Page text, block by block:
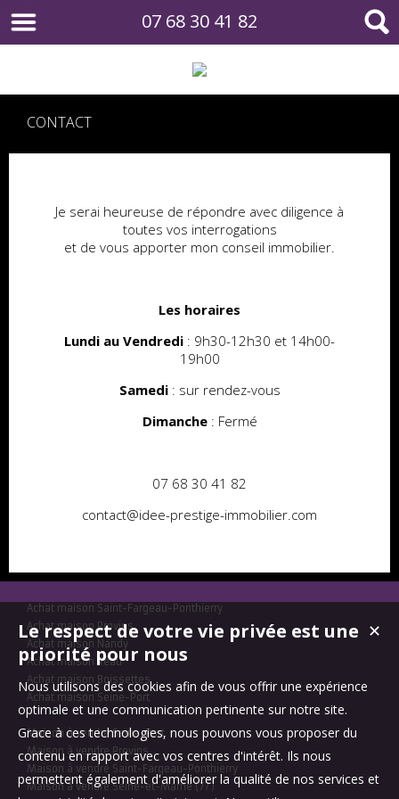
07 68 30 41 82
CONTACT
Je serai heureuse de répondre avec diligence à
toutes vos interrogations
et de vous apporter mon conseil immobilier.
Les horaires
Lundi au Vendredi : 9h30-12h30 et 14h00-
19h00
Samedi: sur rendez-vous
Dimanche: Fermé
07 68 30 41 82
contact@idee-prestige-immobilier.com
Achat maison Saint-Fargeau-Ponthierry
Achat maison Provins
Achat maison Nandy
Achat maison Réau
Achat maison Boissettes
Achat maison Seine-Port
Maison à vendre Seine-Port
Maison à vendre Provins
Maison à vendre Saint-Fargeau-Ponthierry
Maison à vendre Seine-et-Marne (77)
✕
Le respect de votre vie privée est une
priorité pour nous
Nous utilisons des cookies afin de vous offrir une expérience
optimale et une communication pertinente sur notre site.
Grace à ces technologies, nous pouvons vous proposer du
contenu en rapport avec vos centres d'intérêt. Ils nous
permettent également d'améliorer la qualité de nos services et